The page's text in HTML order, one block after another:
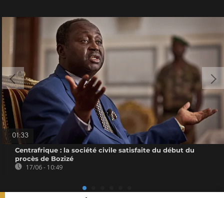
01:33
Centrafrique : la société civile satisfaite du début du
procès de Bozizé
17/06 - 10:49